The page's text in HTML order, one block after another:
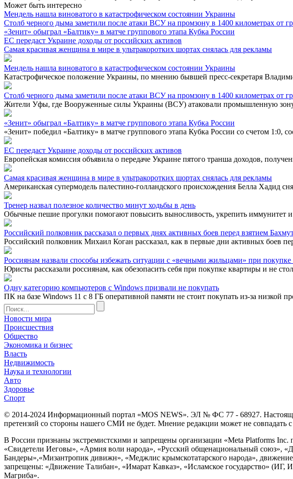
Может быть интересно
Мендель нашла виноватого в катастрофическом состоянии Украины
Столб черного дыма заметили после атаки ВСУ на промзону в 1400 километрах от
«Зенит» обыграл «Балтику» в матче группового этапа Кубка России
ЕС передаст Украине доходы от российских активов
Самая красивая женщина в мире в ультракоротких шортах снялась для рекламы
Мендель нашла виноватого в катастрофическом состоянии Украины
Катастрофическое положение Украины, по мнению бывшей пресс-секретаря
Столб черного дыма заметили после атаки ВСУ на промзону в 1400 километрах от
Жители Уфы, где Вооруженные силы Украины (ВСУ) атаковали промышленную зону,
«Зенит» обыграл «Балтику» в матче группового этапа Кубка России
«Зенит» победил «Балтику» в матче группового этапа Кубка России со счетом
ЕС передаст Украине доходы от российских активов
Европейская комиссия объявила о передаче Украине пятого транша доходов,
Самая красивая женщина в мире в ультракоротких шортах снялась для рекламы
Американская супермодель палестино-голландского происхождения Белла Хадид
Тренер назвал полезное количество минут ходьбы в день
Обычные пешие прогулки помогают повысить выносливость, укрепить иммунитет и
Российский полковник рассказал о первых днях активных боев перед взятием
Российский полковник Михаил Коган рассказал, как в первые дни активных боев
Россиянам назвали способы избежать ситуации с «вечными жильцами» при
Юристы рассказали россиянам, как обезопасить себя при покупке квартиры и не
Одну категорию компьютеров с Windows призвали не покупать
ПК на базе Windows 11 с 8 ГБ оперативной памяти не стоит покупать из-за низкой
Новости мира
Происшествия
Общество
Экономика и бизнес
Власть
Недвижимость
Наука и технологии
Авто
Здоровье
Спорт
© 2014-2024 Информационный портал «MOS NEWS». ЭЛ № ФС 77 - 68927.
претензий со стороны нашего СМИ не будет. Мнение редакции может не совпадать
В России признаны экстремистскими и запрещены организации «Meta Platforms
«Свидетели Иеговы», «Армия воли народа», «Русский общенациональный
Бандеры»,«Мизантропик дивижн», «Меджлис крымскотатарского народа»,
запрещены: «Движение Талибан», «Имарат Кавказ», «Исламское государство»
Магриба».